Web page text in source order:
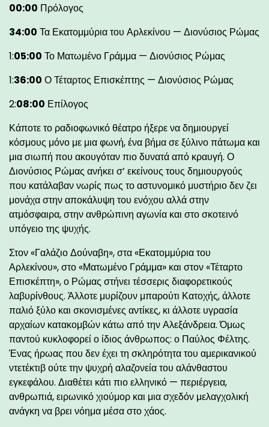
00:00 Πρόλογος
34:00 Τα Εκατομμύρια του Αρλεκίνου — Διονύσιος Ρώμας
1:05:00 Το Ματωμένο Γράμμα — Διονύσιος Ρώμας
1:36:00 Ο Τέταρτος Επισκέπτης — Διονύσιος Ρώμας
2:08:00 Επίλογος
Κάποτε το ραδιοφωνικό θέατρο ήξερε να δημιουργεί
κόσμους μόνο με μια φωνή, ένα βήμα σε ξύλινο πάτωμα και
μια σιωπή που ακουγόταν πιο δυνατά από κραυγή. Ο
Διονύσιος Ρώμας ανήκει σ’ εκείνους τους δημιουργούς
που κατάλαβαν νωρίς πως το αστυνομικό μυστήριο δεν ζει
μονάχα στην αποκάλυψη του ενόχου αλλά στην
ατμόσφαιρα, στην ανθρώπινη αγωνία και στο σκοτεινό
υπόγειο της ψυχής.
Στον «Γαλάζιο Δούναβη», στα «Εκατομμύρια του
Αρλεκίνου», στο «Ματωμένο Γράμμα» και στον «Τέταρτο
Επισκέπτη», ο Ρώμας στήνει τέσσερις διαφορετικούς
λαβυρίνθους. Άλλοτε μυρίζουν μπαρούτι Κατοχής, άλλοτε
παλιό ξύλο και σκονισμένες αντίκες, κι άλλοτε υγρασία
αρχαίων κατακομβών κάτω από την Αλεξάνδρεια. Όμως
παντού κυκλοφορεί ο ίδιος άνθρωπος: ο Παύλος Φέλτης.
Ένας ήρωας που δεν έχει τη σκληρότητα του αμερικανικού
ντετέκτιβ ούτε την ψυχρή αλαζονεία του αλάνθαστου
εγκεφάλου. Διαθέτει κάτι πιο ελληνικό — περιέργεια,
ανθρωπιά, ειρωνικό χιούμορ και μια σχεδόν μελαγχολική
ανάγκη να βρει νόημα μέσα στο χάος.